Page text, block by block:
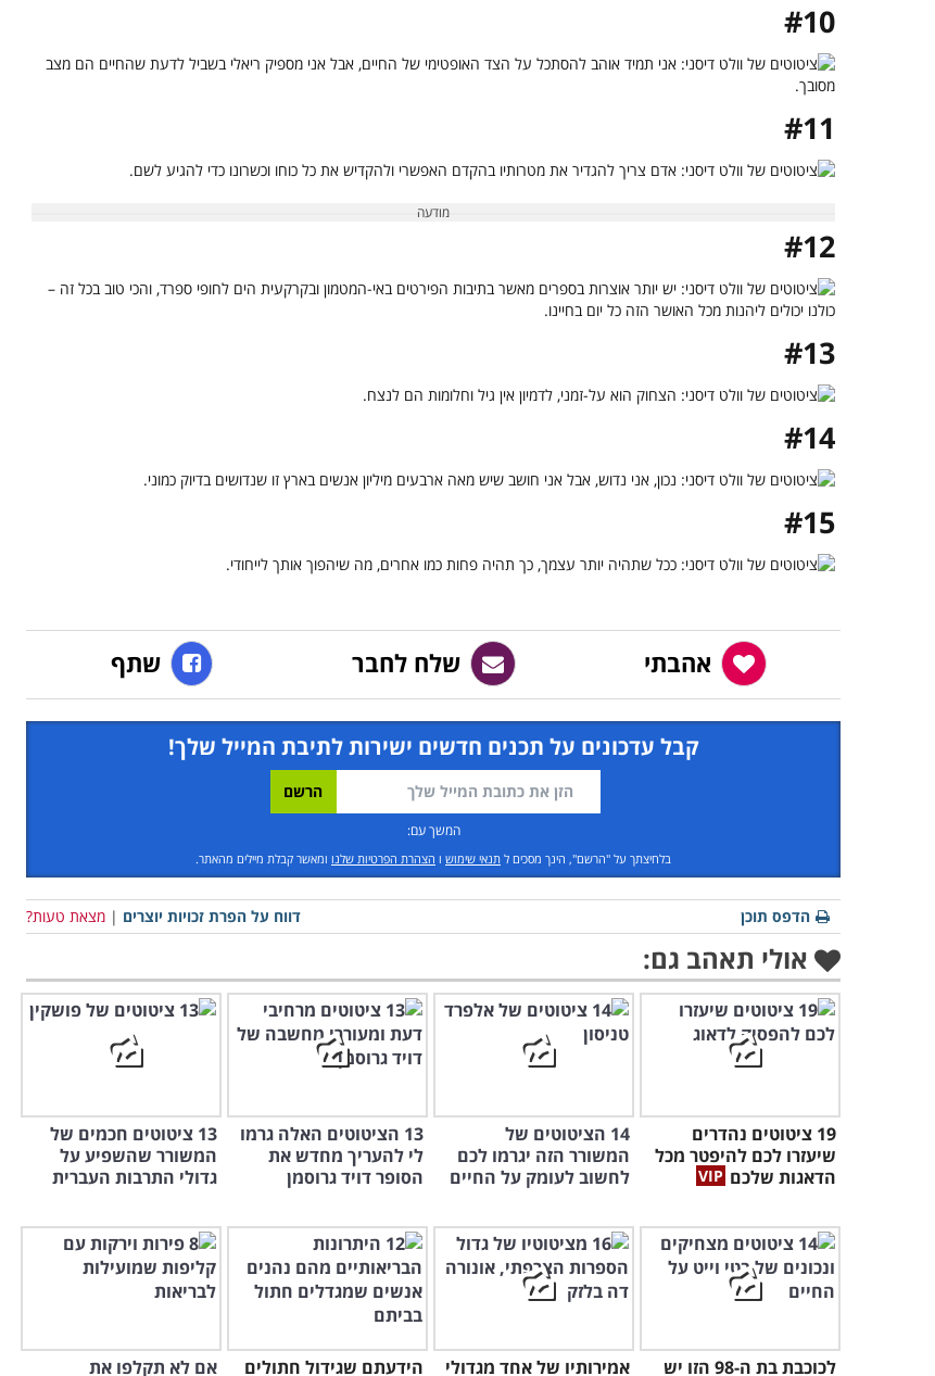
#10
#11
#12
#13
#14
#15
אהבתי שלח לחבר שתף
קבל עדכונים על תכנים חדשים ישירות לתיבת המייל שלך!
המשך עם:
בלחיצתך על "הרשם", הינך מסכים ל תנאי שימוש ו הצהרת הפרטיות שלנו ומאשר קבלת מיילים מהאתר.
דווח על הפרת זכויות יוצרים | מצאת טעות? הדפס תוכן
אולי תאהב גם:
19 ציטוטים נהדרים
שיעזרו לכם להיפטר מכל
הדאגות שלכם
14 הציטוטים של
המשורר הזה יגרמו לכם
לחשוב לעומק על החיים
13 הציטוטים האלה גרמו
לי להעריך מחדש את
הסופר דויד גרוסמן
13 ציטוטים חכמים של
המשורר שהשפיע על
גדולי התרבות העברית
לכוכבת בת ה-98 הזו יש אמירותיו של אחד מגדולי הידעתם שגידול חתולים אם לא תקלפו את